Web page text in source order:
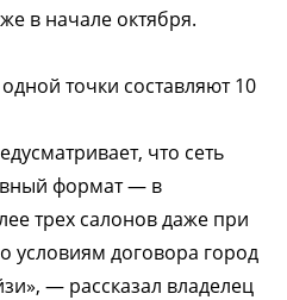
в начале октября.
точки составляют 10
что сеть
формат — в
трех салонов даже при
условиям договора город
— рассказал владелец